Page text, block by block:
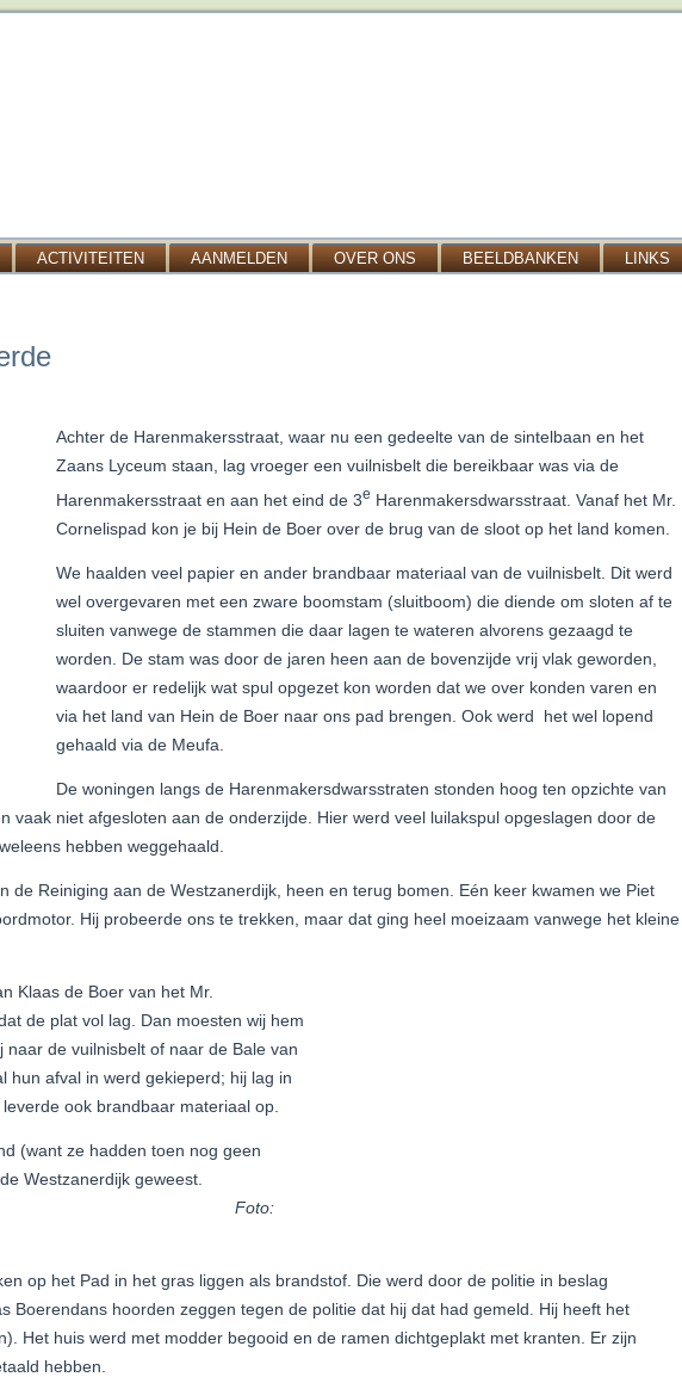
ACTIVITEITEN AANMELDEN OVER ONS BEELDBANKEN LINKS
Achter de Harenmakersstraat, waar nu een gedeelte van de sintelbaan en het
Zaans Lyceum staan, lag vroeger een vuilnisbelt die bereikbaar was via de
Harenmakersstraat en aan het eind de 3e Harenmakersdwarsstraat. Vanaf het Mr.
Cornelispad kon je bij Hein de Boer over de brug van de sloot op het land komen.
We haalden veel papier en ander brandbaar materiaal van de vuilnisbelt. Dit werd
wel overgevaren met een zware boomstam (sluitboom) die diende om sloten af te
sluiten vanwege de stammen die daar lagen te wateren alvorens gezaagd te
worden. De stam was door de jaren heen aan de bovenzijde vrij vlak geworden,
waardoor er redelijk wat spul opgezet kon worden dat we over konden varen en
via het land van Hein de Boer naar ons pad brengen. Ook werd het wel lopend
gehaald via de Meufa.
De woningen langs de Harenmakersdwarsstraten stonden hoog ten opzichte van
vaak niet afgesloten aan de onderzijde. Hier werd veel luilakspul opgeslagen door de
hebben weggehaald.
de Reiniging aan de Westzanerdijk, heen en terug bomen. Eén keer kwamen we Piet
Hij probeerde ons te trekken, maar dat ging heel moeizaam vanwege het kleine
Klaas de Boer van het Mr.
de plat vol lag. Dan moesten wij hem
de vuilnisbelt of naar de Bale van
hun afval in werd gekieperd; hij lag in
ook brandbaar materiaal op.
(want ze hadden toen nog geen
op de Westzanerdijk geweest.
Foto:
op het Pad in het gras liggen als brandstof. Die werd door de politie in beslag
Boerendans hoorden zeggen tegen de politie dat hij dat had gemeld. Hij heeft het
Het huis werd met modder begooid en de ramen dichtgeplakt met kranten. Er zijn
hebben.